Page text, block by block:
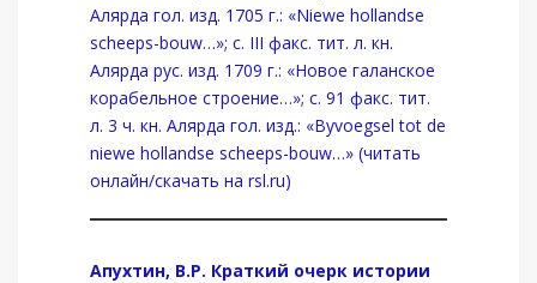
Алярда гол. изд. 1705 г.: «Niewe hollandse
scheeps-bouw…»; с. III факс. тит. л. кн.
Алярда рус. изд. 1709 г.: «Новое галанское
корабельное строение…»; с. 91 факс. тит.
л. 3 ч. кн. Алярда гол. изд.: «Byvoegsel tot de
niewe hollandse scheeps-bouw…» (читать
онлайн/скачать на rsl.ru)
Апухтин, В.Р. Краткий очерк истории